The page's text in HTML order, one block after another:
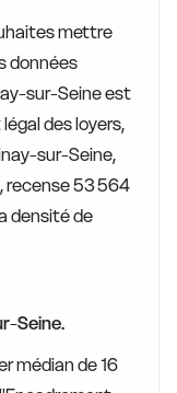
mettre
données
sur-Seine est
des loyers,
sur-Seine,
recense 53 564
densité de
Seine.
médian de 16